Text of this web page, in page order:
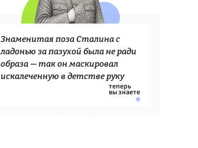
Знаменитая поза Сталина с
ладонью за пазухой была не ради
образа — так он маскировал
искалеченную в детстве руку